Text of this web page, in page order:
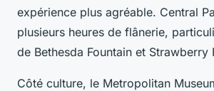
expérience plus agréable. Central
plusieurs heures de flânerie,
de Bethesda Fountain et Strawberry
Côté culture, le Metropolitan